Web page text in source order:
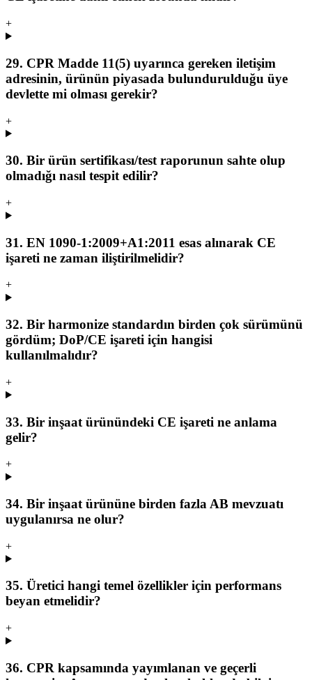
+
29. CPR Madde 11(5) uyarınca gereken iletişim
adresinin, ürünün piyasada bulundurulduğu üye
devlette mi olması gerekir?
+
30. Bir ürün sertifikası/test raporunun sahte olup
olmadığı nasıl tespit edilir?
+
31. EN 1090-1:2009+A1:2011 esas alınarak CE
işareti ne zaman iliştirilmelidir?
+
32. Bir harmonize standardın birden çok sürümünü
gördüm; DoP/CE işareti için hangisi
kullanılmalıdır?
+
33. Bir inşaat ürünündeki CE işareti ne anlama
gelir?
+
34. Bir inşaat ürününe birden fazla AB mevzuatı
uygulanırsa ne olur?
+
35. Üretici hangi temel özellikler için performans
beyan etmelidir?
+
36. CPR kapsamında yayımlanan ve geçerli